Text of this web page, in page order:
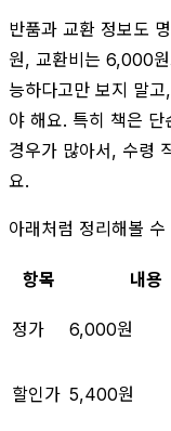
반품과 교환 정보도
원, 교환비는 6,000
능하다고만 보지 말
야 해요. 특히 책은
경우가 많아서, 수령
요.
아래처럼 정리해볼 수
항목 내용
정가 6,000원
할인가 5,400원